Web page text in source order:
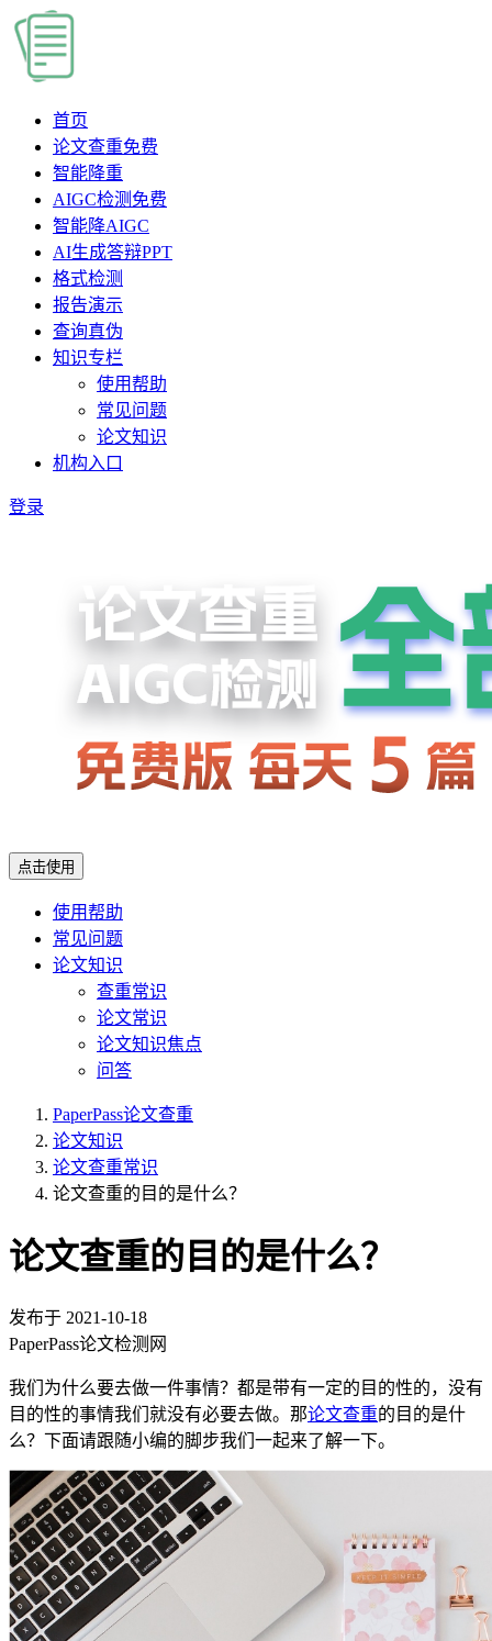
首页
论文查重免费
智能降重
AIGC检测 免费
智能降AIGC
AI生成答辩PPT
格式检测
报告演示
查询真伪
知识专栏
使用帮助
常见问题
论文知识
机构入口
登录
点击使用
使用帮助
常见问题
论文知识
查重常识
论文常识
论文知识焦点
问答
PaperPass论文查重
论文知识
论文查重常识
论文查重的目的是什么？
论文查重的目的是什么？
发布于 2021-10-18
PaperPass论文检测网
我们为什么要去做一件事情？都是带有一定的目的性的，没有
目的性的事情我们就没有必要去做。那论文查重的目的是什
么？下面请跟随小编的脚步我们一起来了解一下。